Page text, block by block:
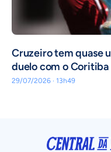
Cruzeiro tem quase
duelo com o
29/07/2026 · 13h49